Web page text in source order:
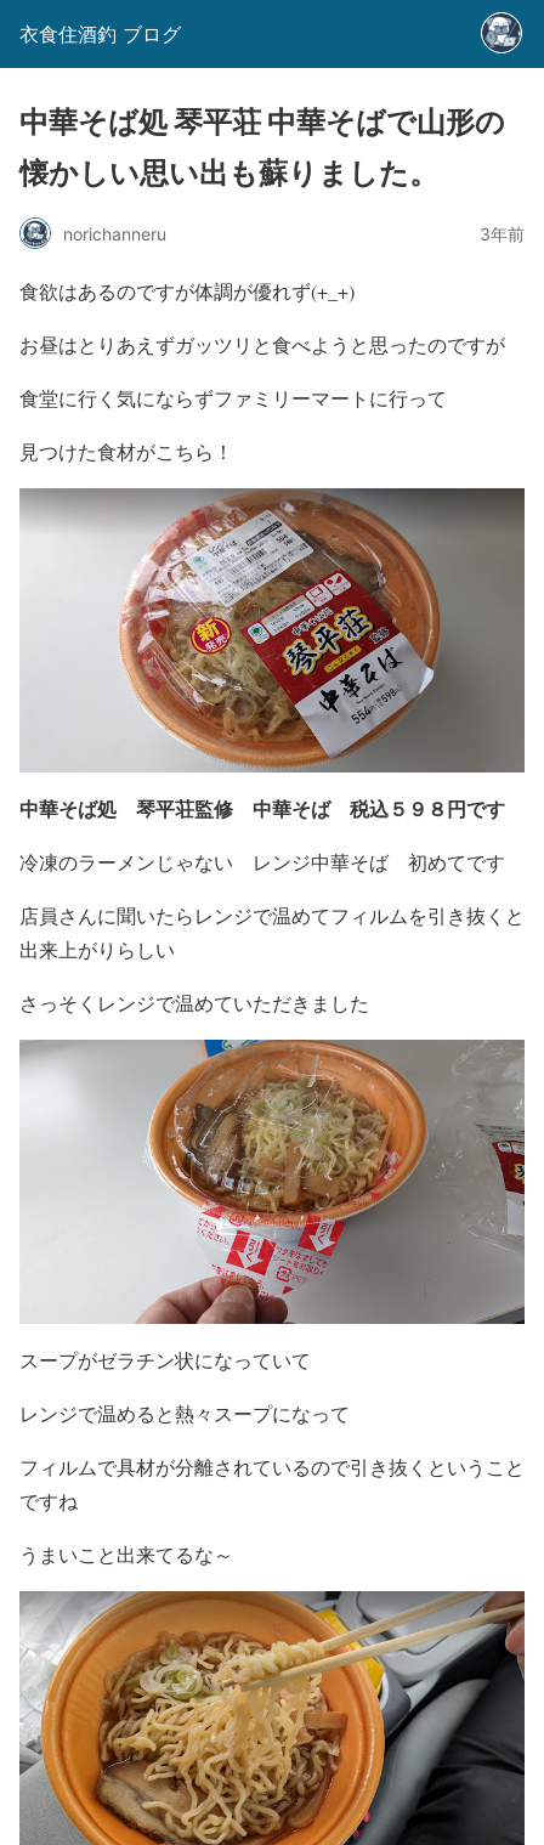
衣食住酒釣 ブログ
中華そば処 琴平荘 中華そばで山形の
懐かしい思い出も蘇りました。
norichanneru 3年前
食欲はあるのですが体調が優れず(+_+)
お昼はとりあえずガッツリと食べようと思ったのですが
食堂に行く気にならずファミリーマートに行って
見つけた食材がこちら！
中華そば処 琴平荘監修 中華そば 税込５９８円です
冷凍のラーメンじゃない レンジ中華そば 初めてです
店員さんに聞いたらレンジで温めてフィルムを引き抜くと
出来上がりらしい
さっそくレンジで温めていただきました
スープがゼラチン状になっていて
レンジで温めると熱々スープになって
フィルムで具材が分離されているので引き抜くということ
ですね
うまいこと出来てるな～